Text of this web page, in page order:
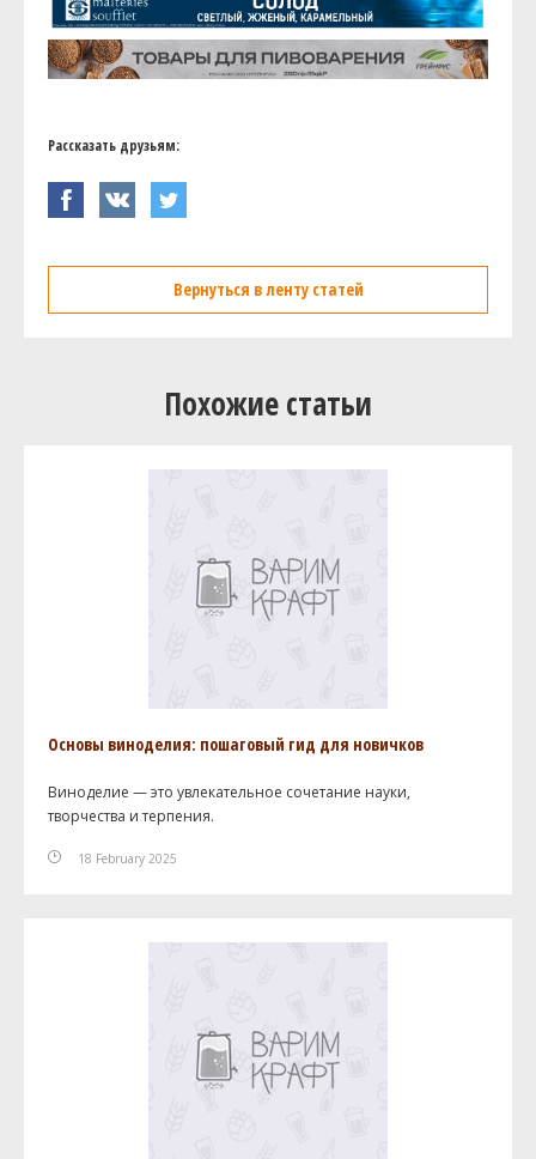
Рассказать друзьям:
Вернуться в ленту статей
Похожие статьи
Основы виноделия: пошаговый гид для новичков
Виноделие — это увлекательное сочетание науки,
творчества и терпения.
18 February 2025